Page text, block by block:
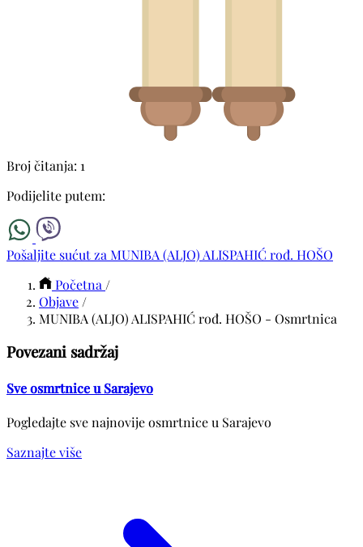
Broj čitanja: 1
Podijelite putem:
Pošaljite sućut za MUNIBA (ALJO) ALISPAHIĆ rođ. HOŠO
Početna /
Objave /
MUNIBA (ALJO) ALISPAHIĆ rođ. HOŠO - Osmrtnica
Povezani sadržaj
Sve osmrtnice u Sarajevo
Pogledajte sve najnovije osmrtnice u Sarajevo
Saznajte više